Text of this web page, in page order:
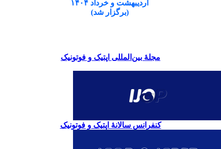
اردیبهشت و خرداد ۱۴۰۴
(برگزار شد)
مجلۀ بین‌المللی اپتیک و فوتونیک
کنفرانس سالانۀ اپتیک و فوتونیک